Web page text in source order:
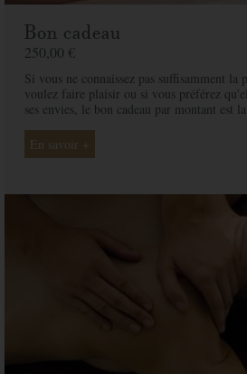
Bon cadeau
250,00 €
Si vous ne connaissez pas suffisamment la
voulez faire plaisir ou si vous préférez
ses envies, le bon cadeau par montant est
proche et ainsi rendre ce moment
En savoir +